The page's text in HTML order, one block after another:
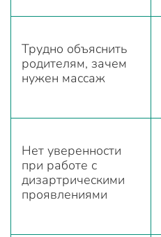
Трудно объяснить
родителям, зачем
нужен массаж
Нет уверенности
при работе с
дизартрическими
проявлениями